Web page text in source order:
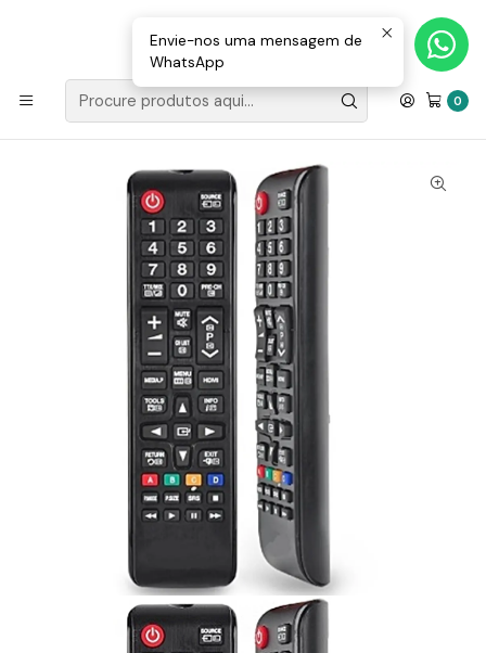
0
Loja Valongo: 220 150 143 (chamada para a rede fixa nacional) «»
E-mail: geral@movenergy.pt
Início
Telecomando Universal p/ Samsung
Envie-nos uma mensagem de
WhatsApp